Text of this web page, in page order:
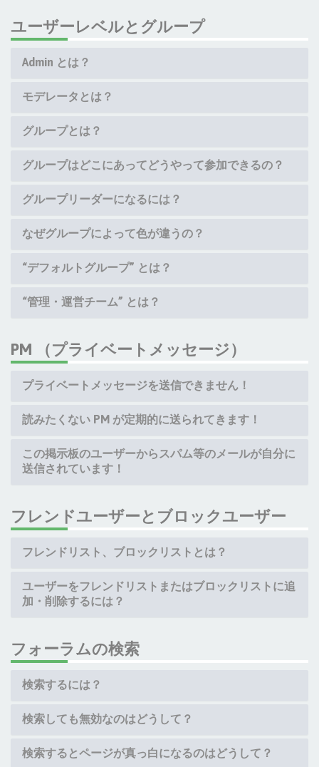
ユーザーレベルとグループ
Admin とは？
モデレータとは？
グループとは？
グループはどこにあってどうやって参加できるの？
グループリーダーになるには？
なぜグループによって色が違うの？
“デフォルトグループ” とは？
“管理・運営チーム” とは？
PM （プライベートメッセージ）
プライベートメッセージを送信できません！
読みたくない PM が定期的に送られてきます！
この掲示板のユーザーからスパム等のメールが自分に
送信されています！
フレンドユーザーとブロックユーザー
フレンドリスト、ブロックリストとは？
ユーザーをフレンドリストまたはブロックリストに追
加・削除するには？
フォーラムの検索
検索するには？
検索しても無効なのはどうして？
検索するとページが真っ白になるのはどうして？